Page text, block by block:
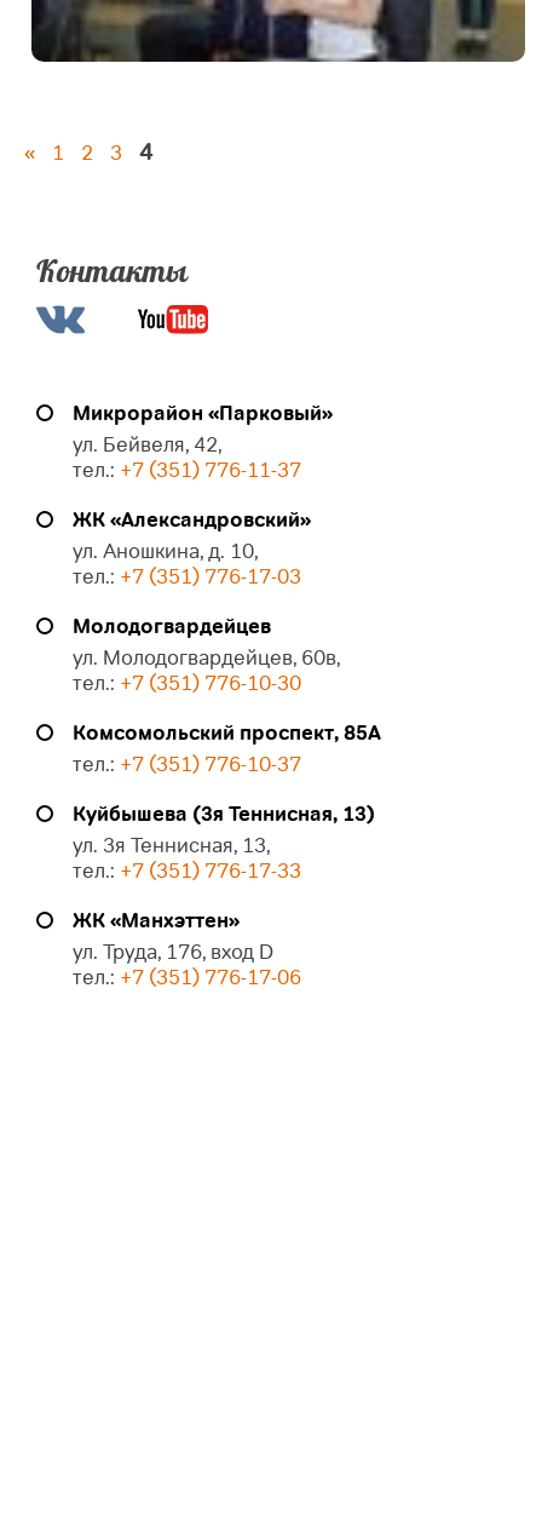
« 1 2 3 4
Контакты
Микрорайон «Парковый»
ул. Бейвеля, 42,
тел.: +7 (351) 776-11-37
ЖК «Александровский»
ул. Аношкина, д. 10,
тел.: +7 (351) 776-17-03
Молодогвардейцев
ул. Молодогвардейцев, 60в,
тел.: +7 (351) 776-10-30
Комсомольский проспект, 85А
тел.: +7 (351) 776-10-37
Куйбышева (3я Теннисная, 13)
ул. 3я Теннисная, 13,
тел.: +7 (351) 776-17-33
ЖК «Манхэттен»
ул. Труда, 176, вход D
тел.: +7 (351) 776-17-06